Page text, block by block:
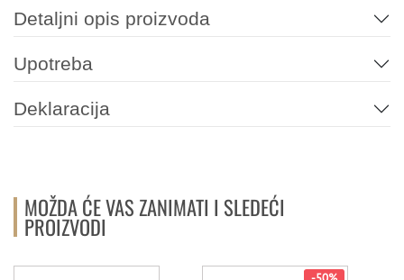
Detaljni opis proizvoda
Upotreba
Deklaracija
MOŽDA ĆE VAS ZANIMATI I SLEDEĆI
PROIZVODI